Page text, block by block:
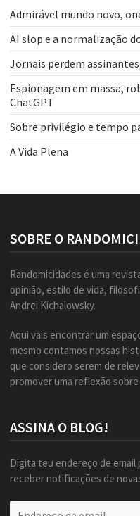
Admirável mundo novo,
AI slop e a normalização
Jornais perdem
Espionagem em massa,
ChatGPT
Sobre privilégio e tempo
A Vida Plena
SOBRE O
Randomicidades é uma
opinião, estilo de vida,
Andrei Kichalowsky.
Aqui vais encontrar um
mesmo contamos nossas
que considero serem de
promover uma reflexão
ASSINA O BLOG!
Digita teu endereço de email
receber notificações de